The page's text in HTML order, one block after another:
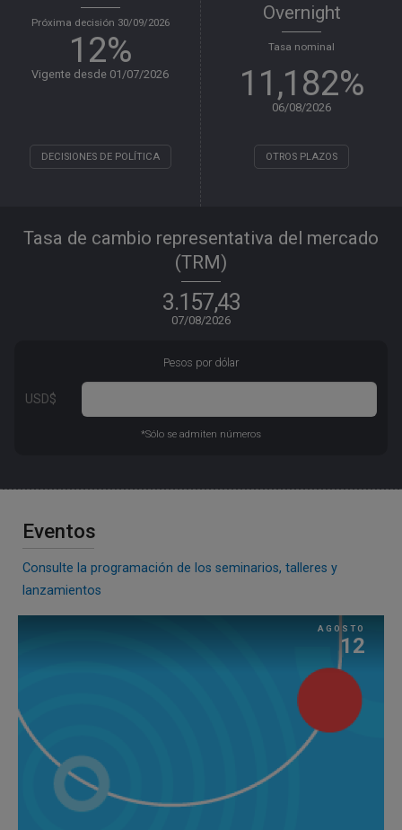
Próxima decisión 30/09/2026
12%
Vigente desde 01/07/2026
DECISIONES DE POLÍTICA
Overnight
Tasa nominal
11,182%
06/08/2026
OTROS PLAZOS
Tasa de cambio representativa del mercado
(TRM)
3.157,43
07/08/2026
Pesos por dólar
*Sólo se admiten números
Eventos
Consulte la programación de los seminarios, talleres y
lanzamientos
AGOSTO
12